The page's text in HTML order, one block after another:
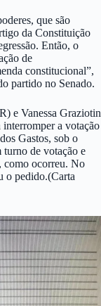
que são
da Constituição
Então, o
de
constitucional”,
partido no Senado.
e Vanessa Graziotin
a votação
Gastos, sob o
turno de votação e
como ocorreu. No
o pedido.(Carta